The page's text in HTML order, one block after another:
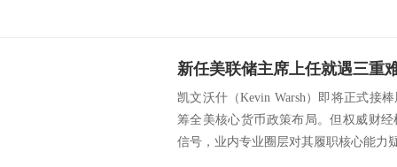
凯文沃什（Kevin Warsh）即将正式接
筹全美核心货币政策布局。但权威财
信号，业内专业圈层对其履职核心能力